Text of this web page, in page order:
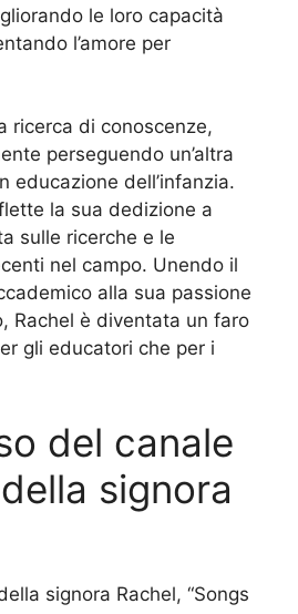
le loro capacità
l’amore per
ricerca di conoscenze,
perseguendo un’altra
educazione dell’infanzia.
la sua dedizione a
sulle ricerche e le
nel campo. Unendo il
alla sua passione
Rachel è diventata un faro
gli educatori che per i
del canale
signora
signora Rachel, “Songs